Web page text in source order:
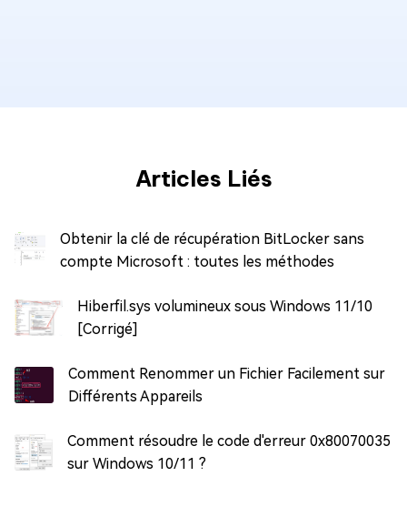
Articles Liés
Obtenir la clé de récupération BitLocker sans
compte Microsoft : toutes les méthodes
Hiberfil.sys volumineux sous Windows 11/10
[Corrigé]
Comment Renommer un Fichier Facilement sur
Différents Appareils
Comment résoudre le code d'erreur 0x80070035
sur Windows 10/11 ?